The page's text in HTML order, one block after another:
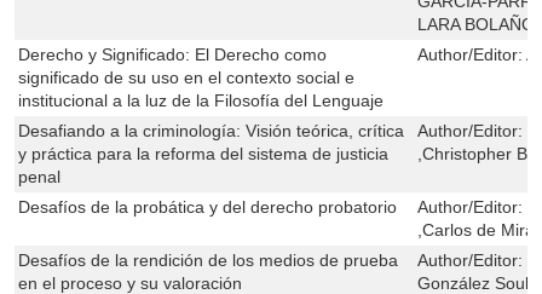
LARA
Derecho y Significado: El Derecho como
significado de su uso en el contexto social e
institucional a la luz de la Filosofía del Lenguaje
Author/Editor:
Desafiando a la criminología: Visión teórica, crítica
y práctica para la reforma del sistema de justicia
penal
Author/Editor:
,Christopher
Desafíos de la probática y del derecho probatorio Author/Editor:
,Carlos de
Desafíos de la rendición de los medios de prueba
en el proceso y su valoración
Author/Editor:
González